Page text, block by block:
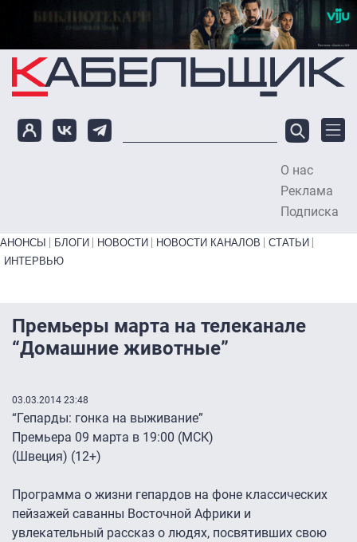
Перейти к основному содержанию
О нас
Реклама
Подписка
Primary links bottom
АНОНСЫ БЛОГИ НОВОСТИ НОВОСТИ КАНАЛОВ
СТАТЬИ
ИНТЕРВЬЮ
Премьеры марта на телеканале
“Домашние животные”
03.03.2014 23:48
“Гепарды: гонка на выживание”
Премьера 09 марта в 19:00 (МСК)
(Швеция) (12+)
Программа о жизни гепардов на фоне классических
пейзажей саванны Восточной Африки и
увлекательный рассказ о людях, посвятивших свою